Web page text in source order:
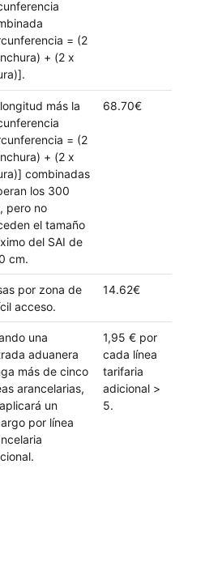
= (2
+ (2 x
más la
= (2
+ (2 x
combinadas
los 300
pero no
el tamaño
del SAI de
cm.
68.70€
por zona de
acceso.
14.62€
una
aduanera
más de cinco
arancelarias,
un
por línea
1,95 € por
cada línea
tarifaria
adicional >
5.